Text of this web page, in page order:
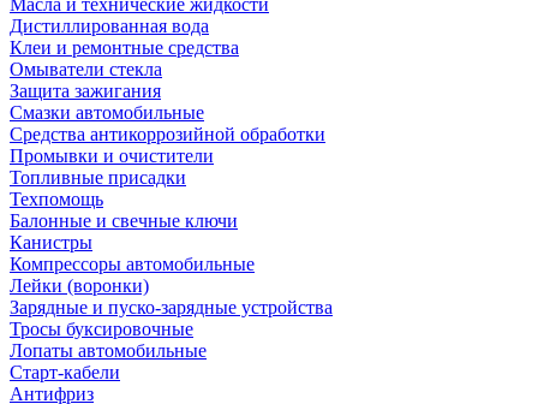
Масла и технические жидкости
Дистиллированная вода
Клеи и ремонтные средства
Омыватели стекла
Защита зажигания
Смазки автомобильные
Средства антикоррозийной обработки
Промывки и очистители
Топливные присадки
Техпомощь
Балонные и свечные ключи
Канистры
Компрессоры автомобильные
Лейки (воронки)
Зарядные и пуско-зарядные устройства
Тросы буксировочные
Лопаты автомобильные
Старт-кабели
Антифриз